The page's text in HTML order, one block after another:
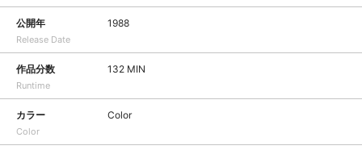
公開年
Release Date
1988
作品分数
Runtime
132 MIN
カラー
Color
Color